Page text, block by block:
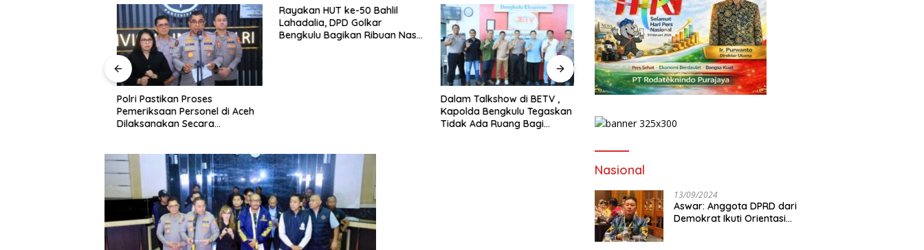
Polri Pastikan Proses
Pemeriksaan Personel di Aceh
Dilaksanakan Secara
Rayakan HUT ke-50 Bahlil
Lahadalia, DPD Golkar
Bengkulu Bagikan Ribuan Nasi
Dalam Talkshow di BETV ,
Kapolda Bengkulu Tegaskan :
Tidak Ada Ruang Bagi
Lewat Podcast Tribun
Paparkan Komitmen
Profesional dan Humanis
Publik Desak Komisi IV DPRD
Provinsi Bengkulu Tinjau
Polemik Bika Coffee, Soroti
Dugaan Pergeseran Konsep
Family Cafe
Nasional
13/09/2024
Aswar: Anggota DPRD dari
Demokrat Ikuti Orientasi